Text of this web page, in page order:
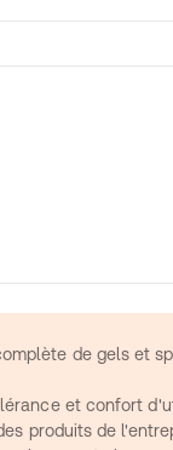
de gels et
et confort
produits de